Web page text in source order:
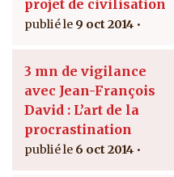
projet de civilisation
9 oct 2014
3 mn de vigilance
avec Jean-François
David : L’art de la
procrastination
6 oct 2014